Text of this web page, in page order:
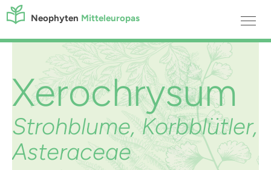
Neophyten Mitteleuropas
Xerochrysum
Strohblume, Korbblütler,
Asteraceae